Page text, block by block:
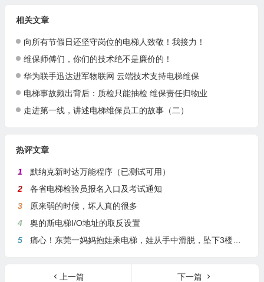
相关文章
向所有节假日还坚守岗位的电梯人致敬！我接力！
维保师傅们，你们的技术绝不是廉价的！
华为联手迅达进军物联网 云端技术支持电梯维保
电梯事故频出背后：质检只能抽检 维保责任归物业
走进第一线，讲述电梯维保员工的故事（二）
热评文章
1
默纳克新时达万能程序（已测试可用）
2
各省电梯检验员报名入口及考试通知
3
原来弱的时候，坏人真的很多
4
奥的斯电梯I/O地址的取反设置
5
痛心！东莞一妈妈抱娃乘电梯，娃从手中滑脱，坠下3楼身亡
上一篇
下一篇